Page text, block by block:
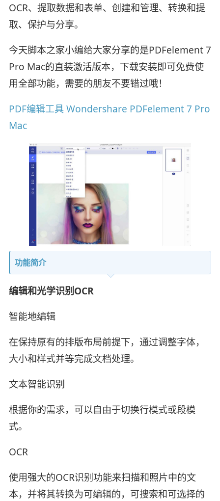
OCR、提取数据和表单、创建和管理、转换和提
取、保护与分享。
今天脚本之家小编给大家分享的是PDFelement 7
Pro Mac的直装激活版本，下载安装即可免费使
用全部功能，需要的朋友不要错过哦！
PDF编辑工具 Wondershare PDFelement 7 Pro
Mac
功能简介
编辑和光学识别OCR
智能地编辑
在保持原有的排版布局前提下，通过调整字体，
大小和样式并等完成文档处理。
文本智能识别
根据你的需求，可以自由于切换行模式或段模
式。
OCR
使用强大的OCR识别功能来扫描和照片中的文
本，并将其转换为可编辑的，可搜索和可选择的